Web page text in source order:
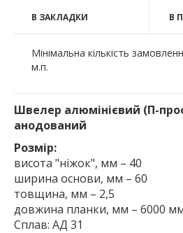
В ЗАКЛАДКИ В
Мінімальна кількість
м.п.
Швелер алюмінієвий (П-
анодований
Розмір:
висота "ніжок", мм – 40
ширина основи, мм – 60
товщина, мм – 2,5
довжина планки, мм – 6000
Сплав: АД 31